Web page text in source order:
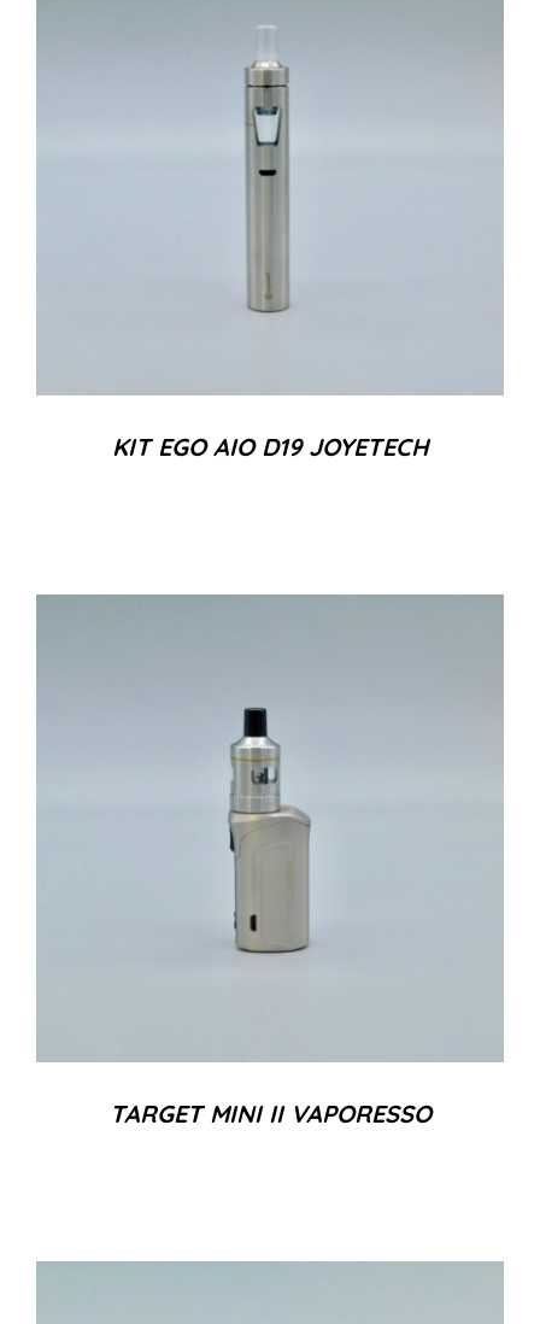
KIT EGO AIO D19 JOYETECH
TARGET MINI II VAPORESSO